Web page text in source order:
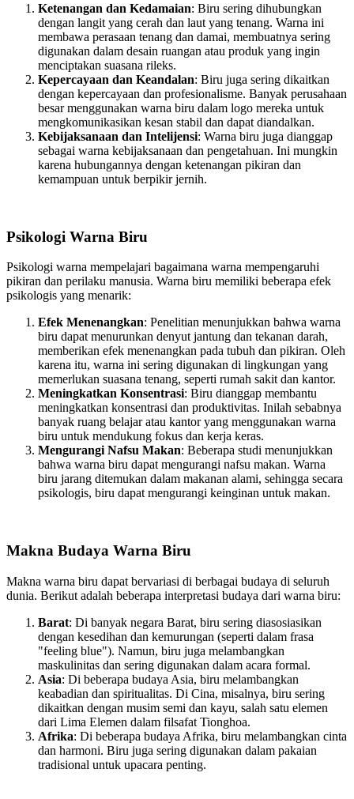
Ketenangan dan Kedamaian: Biru sering dihubungkan
dengan langit yang cerah dan laut yang tenang. Warna ini
membawa perasaan tenang dan damai, membuatnya sering
digunakan dalam desain ruangan atau produk yang ingin
menciptakan suasana rileks.
Kepercayaan dan Keandalan: Biru juga sering dikaitkan
dengan kepercayaan dan profesionalisme. Banyak perusahaan
besar menggunakan warna biru dalam logo mereka untuk
mengkomunikasikan kesan stabil dan dapat diandalkan.
Kebijaksanaan dan Intelijensi: Warna biru juga dianggap
sebagai warna kebijaksanaan dan pengetahuan. Ini mungkin
karena hubungannya dengan ketenangan pikiran dan
kemampuan untuk berpikir jernih.
Psikologi Warna Biru
Psikologi warna mempelajari bagaimana warna mempengaruhi
pikiran dan perilaku manusia. Warna biru memiliki beberapa efek
psikologis yang menarik:
Efek Menenangkan: Penelitian menunjukkan bahwa warna
biru dapat menurunkan denyut jantung dan tekanan darah,
memberikan efek menenangkan pada tubuh dan pikiran. Oleh
karena itu, warna ini sering digunakan di lingkungan yang
memerlukan suasana tenang, seperti rumah sakit dan kantor.
Meningkatkan Konsentrasi: Biru dianggap membantu
meningkatkan konsentrasi dan produktivitas. Inilah sebabnya
banyak ruang belajar atau kantor yang menggunakan warna
biru untuk mendukung fokus dan kerja keras.
Mengurangi Nafsu Makan: Beberapa studi menunjukkan
bahwa warna biru dapat mengurangi nafsu makan. Warna
biru jarang ditemukan dalam makanan alami, sehingga secara
psikologis, biru dapat mengurangi keinginan untuk makan.
Makna Budaya Warna Biru
Makna warna biru dapat bervariasi di berbagai budaya di seluruh
dunia. Berikut adalah beberapa interpretasi budaya dari warna biru:
Barat: Di banyak negara Barat, biru sering diasosiasikan
dengan kesedihan dan kemurungan (seperti dalam frasa
"feeling blue"). Namun, biru juga melambangkan
maskulinitas dan sering digunakan dalam acara formal.
Asia: Di beberapa budaya Asia, biru melambangkan
keabadian dan spiritualitas. Di Cina, misalnya, biru sering
dikaitkan dengan musim semi dan kayu, salah satu elemen
dari Lima Elemen dalam filsafat Tionghoa.
Afrika: Di beberapa budaya Afrika, biru melambangkan cinta
dan harmoni. Biru juga sering digunakan dalam pakaian
tradisional untuk upacara penting.